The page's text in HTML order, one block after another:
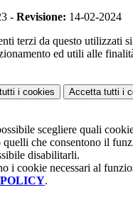
- Revisione: 14-02-2024
terzi da questo utilizzati
ed utili alle
i cookies Accetta tutti i
scegliere quali
quelli che consentono il
disabilitarli.
i cookie necessari al
.